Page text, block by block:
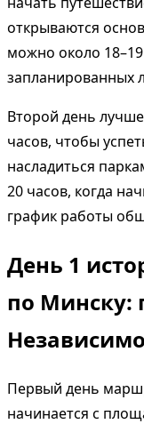
открываются
можно около
запланированных
Второй день
часов, чтобы
насладиться
20 часов, когда
график работы
День 1
по Минску:
Первый день
начинается с